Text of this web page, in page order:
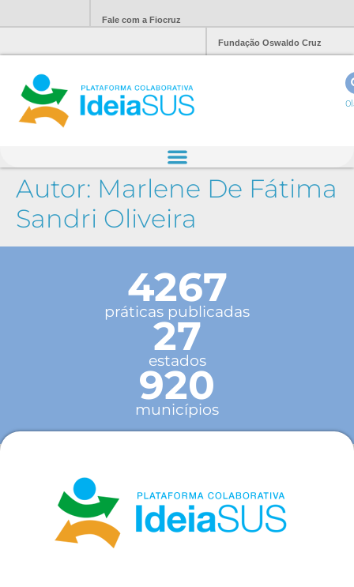
Fale com a Fiocruz
Fundação Oswaldo Cruz
Autor: Marlene De Fátima
Sandri Oliveira
4267
práticas publicadas
27
estados
920
municípios